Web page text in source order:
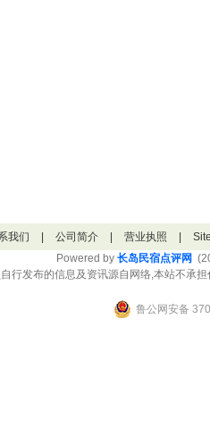
我们 公司简介 营业执照
Powered by 长岛民宿点评网
行发布的信息及资讯源自网络,本站不承
鲁公网安备